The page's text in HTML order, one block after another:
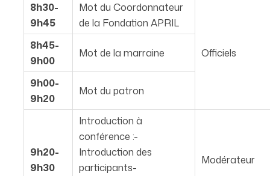
8h30-
9h45
Mot du Coordonnateur
de la Fondation APRIL
Officiels
8h45-
9h00
Mot de la marraine
9h00-
9h20
Mot du patron
9h20-
9h30
Introduction à
conférence :-
Introduction des
participants-
Modérateur